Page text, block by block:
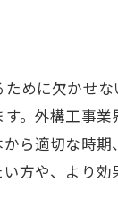
めに欠かせ
。外構工事
ら適切な時
方や、より